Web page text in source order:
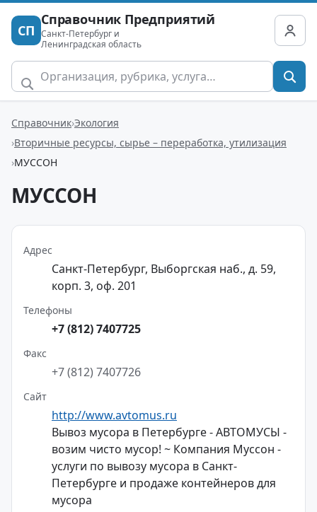
СП
Справочник Предприятий
Санкт-Петербург и
Ленинградская область
Справочник Экология
Вторичные ресурсы, сырье – переработка, утилизация
МУССОН
МУССОН
Адрес
Санкт-Петербург, Выборгская наб., д. 59,
корп. 3, оф. 201
Телефоны
+7 (812) 7407725
Факс
+7 (812) 7407726
Сайт
http://www.avtomus.ru
Вывоз мусора в Петербурге - АВТОМУСЫ -
возим чисто мусор! ~ Компания Муссон -
услуги по вывозу мусора в Санкт-
Петербурге и продаже контейнеров для
мусора